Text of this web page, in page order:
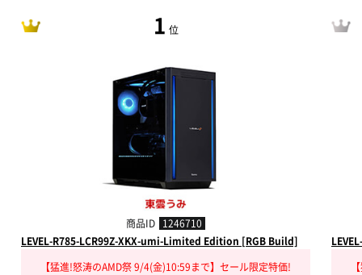
1 位
商品ID 1246710
LEVEL-R785-LCR99Z-XKX-umi-Limited Edition [RGB Build]
【猛進!怒涛のAMD祭 9/4(金)10:59まで】セール限定特価!